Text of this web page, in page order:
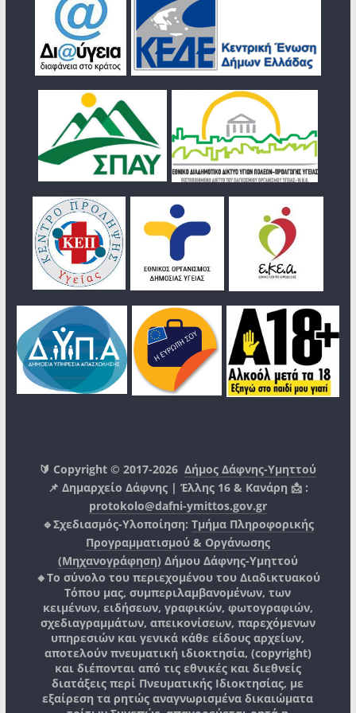
🔰 Copyright © 2017-2026Δήμος Δάφνης-Υμηττού
📌 Δημαρχείο Δάφνης | Έλλης 16 & Κανάρη 📩 :
protokolo@dafni-ymittos.gov.gr
🔹Σχεδιασμός-Υλοποίηση: Τμήμα Πληροφορικής
Προγραμματισμού & Οργάνωσης
(Μηχανογράφηση) Δήμου Δάφνης-Υμηττού
🔸Το σύνολο του περιεχομένου του Διαδικτυακού
Τόπου μας, συμπεριλαμβανομένων, των
κειμένων, ειδήσεων, γραφικών, φωτογραφιών,
σχεδιαγραμμάτων, απεικονίσεων, παρεχόμενων
υπηρεσιών και γενικά κάθε είδους αρχείων,
αποτελούν πνευματική ιδιοκτησία, (copyright)
και διέπονται από τις εθνικές και διεθνείς
διατάξεις περί Πνευματικής Ιδιοκτησίας, με
εξαίρεση τα ρητώς αναγνωρισμένα δικαιώματα